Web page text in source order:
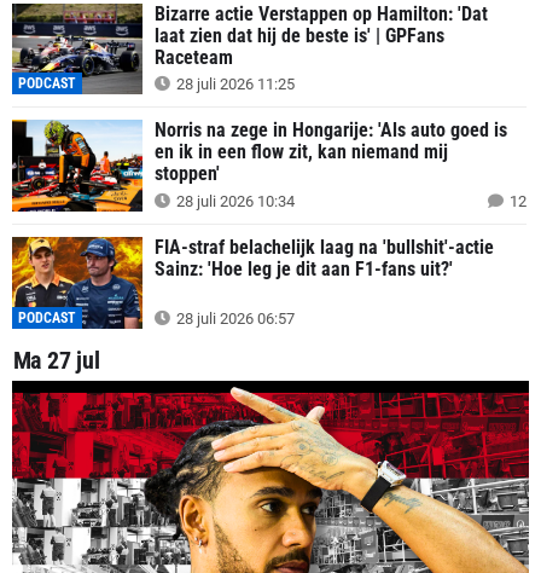
PODCAST
Bizarre actie Verstappen op Hamilton: 'Dat
laat zien dat hij de beste is' | GPFans
Raceteam
28 juli 2026 11:25
Norris na zege in Hongarije: 'Als auto goed is
en ik in een flow zit, kan niemand mij
stoppen'
28 juli 2026 10:34 12
PODCAST
FIA-straf belachelijk laag na 'bullshit'-actie
Sainz: 'Hoe leg je dit aan F1-fans uit?'
28 juli 2026 06:57
Ma 27 jul